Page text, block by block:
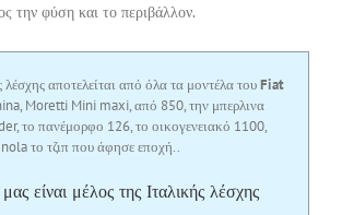
την φύση και το περιβάλλον.
αποτελείται από όλα τα μοντέλα τουFiat
Moretti Mini maxi, από 850, την μπερλινα
το πανέμορφο 126, το οικογενειακό 1100,
το τζιπ που άφησε εποχή..
είναι μέλος της Ιταλικής λέσχης